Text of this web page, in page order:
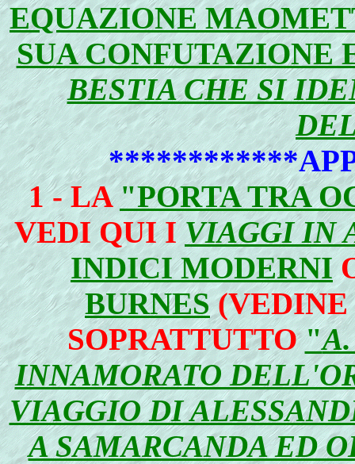
EQUAZIONE
SUA CONFUTAZIONE
BESTIA CHE SI
1 - LA"PORTA TRA
VEDI QUI IVIAGGI IN
INDICI MODERNI
BURNES(VEDINE
SOPRATTUTTO"
INNAMORATO
VIAGGIO DI
A SAMARCANDA ED